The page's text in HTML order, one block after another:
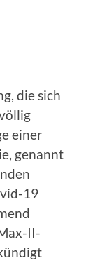
die sich
einer
genannt
19
II-